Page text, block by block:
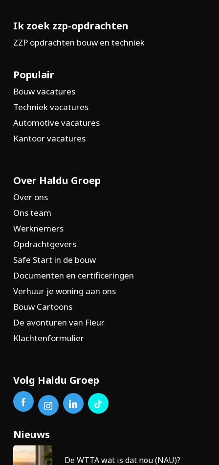
Ik zoek zzp-opdrachten
ZZP opdrachten bouw en techniek
Populair
Bouw vacatures
Techniek vacatures
Automotive vacatures
Kantoor vacatures
Over Haldu Groep
Over ons
Ons team
Werknemers
Opdrachtgevers
Safe Start in de bouw
Documenten en certificeringen
Verhuur je woning aan ons
Bouw Cartoons
De avonturen van Fleur
Klachtenformulier
Volg Haldu Groep
Nieuws
De WTTA wat is dat nou (NAU)?